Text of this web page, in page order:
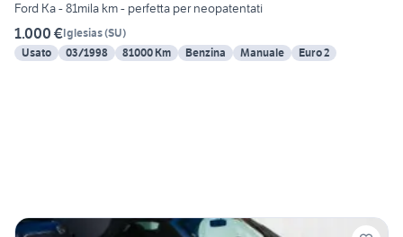
Ford Ka - 81mila km - perfetta per neopatentati
1.000 €Iglesias(SU)
Usato
03/1998 81000 Km Benzina Manuale Euro 2